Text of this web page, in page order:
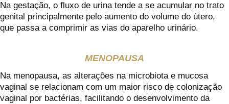
Na gestação, o fluxo de urina tende a se acumular no trato
genital principalmente pelo aumento do volume do útero,
que passa a comprimir as vias do aparelho urinário.
MENOPAUSA
Na menopausa, as alterações na microbiota e mucosa
vaginal se relacionam com um maior risco de colonização
vaginal por bactérias, facilitando o desenvolvimento da